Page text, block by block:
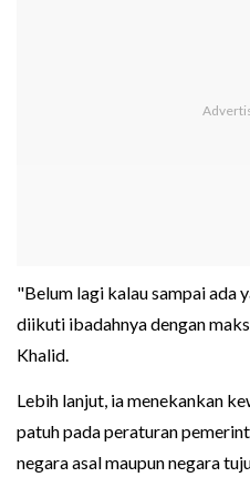
"Belum lagi kalau sampai ada
diikuti ibadahnya dengan
Khalid.
Lebih lanjut, ia menekankan
patuh pada peraturan
negara asal maupun negara